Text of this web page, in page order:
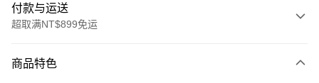
付款与运送
超取满NT$899免运
信用卡一次付款
商品特色